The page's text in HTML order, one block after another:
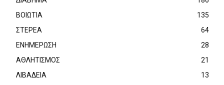
ΒΟΙΩΤΙΑ
135
ΣΤΕΡΕΑ
64
ΕΝΗΜΕΡΩΣΗ
28
ΑΘΛΗΤΙΣΜΟΣ
21
ΛΙΒΑΔΕΙΑ
13